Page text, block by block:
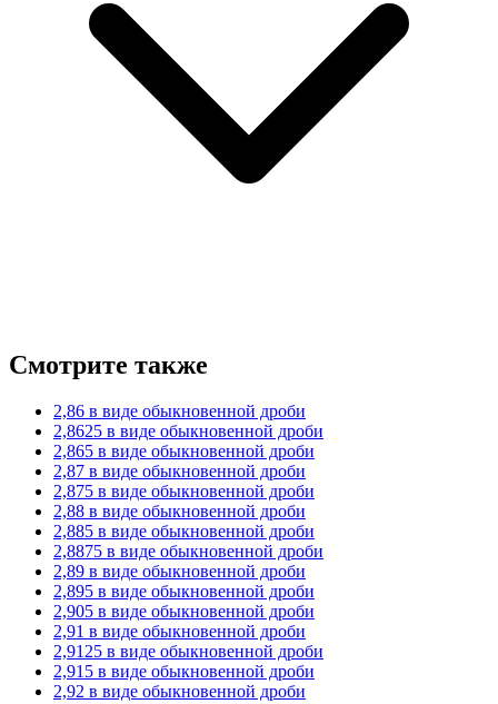
Смотрите также
2,86 в виде обыкновенной дроби
2,8625 в виде обыкновенной дроби
2,865 в виде обыкновенной дроби
2,87 в виде обыкновенной дроби
2,875 в виде обыкновенной дроби
2,88 в виде обыкновенной дроби
2,885 в виде обыкновенной дроби
2,8875 в виде обыкновенной дроби
2,89 в виде обыкновенной дроби
2,895 в виде обыкновенной дроби
2,905 в виде обыкновенной дроби
2,91 в виде обыкновенной дроби
2,9125 в виде обыкновенной дроби
2,915 в виде обыкновенной дроби
2,92 в виде обыкновенной дроби